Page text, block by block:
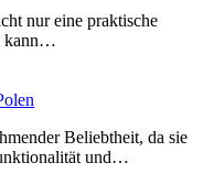
nur eine praktische
kann…
Beliebtheit, da sie
und…